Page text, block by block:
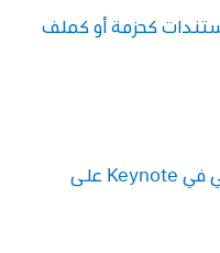
كحزمة أو كملف
تقليل حجم ملف العرض التقديمي في Keynote على